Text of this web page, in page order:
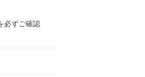
必ずご確認